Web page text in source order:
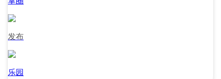
发布
乐园